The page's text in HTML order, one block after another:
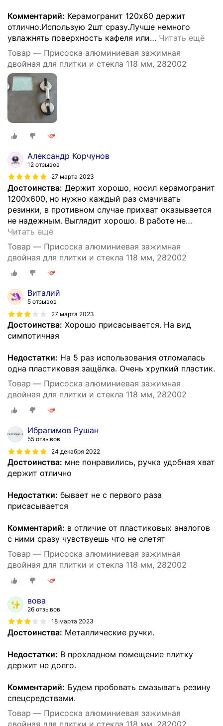
Комментарий: Керамогранит 120х60 держит
отлично.Использую 2шт сразу.Лучше немного
увлажнять поверхность кафеля или… Читать ещё
Товар — Присоска алюминиевая зажимная
двойная для плитки и стекла 118 мм, 282002
Александр Корчунов
12 отзывов
27 марта 2023
Достоинства: Держит хорошо, носил керамогранит
1200х600, но нужно каждый раз смачивать
резинки, в противном случае прихват оказывается
не надежным. Выглядит хорошо. В работе не…
Читать ещё
Товар — Присоска алюминиевая зажимная
двойная для плитки и стекла 118 мм, 282002
Виталий
5 отзывов
27 марта 2023
Достоинства: Хорошо присасывается. На вид
симпотичная
Недостатки: На 5 раз использования отломалась
одна пластиковая защёлка. Очень хрупкий пластик.
Товар — Присоска алюминиевая зажимная
двойная для плитки и стекла 118 мм, 282002
Ибрагимов Рушан
55 отзывов
24 декабря 2022
Достоинства: мне понравились, ручка удобная хват
держит отлично
Недостатки: бывает не с первого раза
присасывается
Комментарий: в отличие от пластиковых аналогов
с ними сразу чувствуешь что не слетят
Товар — Присоска алюминиевая зажимная
двойная для плитки и стекла 118 мм, 282002
вова
26 отзывов
18 марта 2023
Достоинства: Металлические ручки.
Недостатки: В прохладном помещение плитку
держит не долго.
Комментарий: Будем пробовать смазывать резину
спецсредствами.
Товар — Присоска алюминиевая зажимная
двойная для плитки и стекла 118 мм, 282002